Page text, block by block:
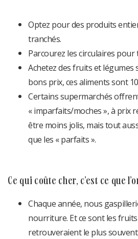
Optez pour des produits
tranchés.
Parcourez les circulaires
Achetez des fruits et
bons prix, ces aliments sont
Certains supermarchés
« imparfaits/moches », à prix
être moins jolis, mais tout
que les « parfaits ».
ce qui coûte cher, c’est ce que
Chaque année, nous
nourriture. Et ce sont les
retrouveraient le plus